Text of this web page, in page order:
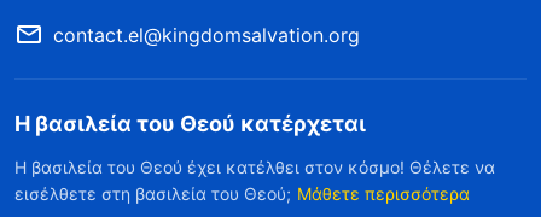
contact.el@kingdomsalvation.org
Η βασιλεία του Θεού κατέρχεται
Η βασιλεία του Θεού έχει κατέλθει στον κόσμο! Θέλετε να
εισέλθετε στη βασιλεία του Θεού; Μάθετε περισσότερα